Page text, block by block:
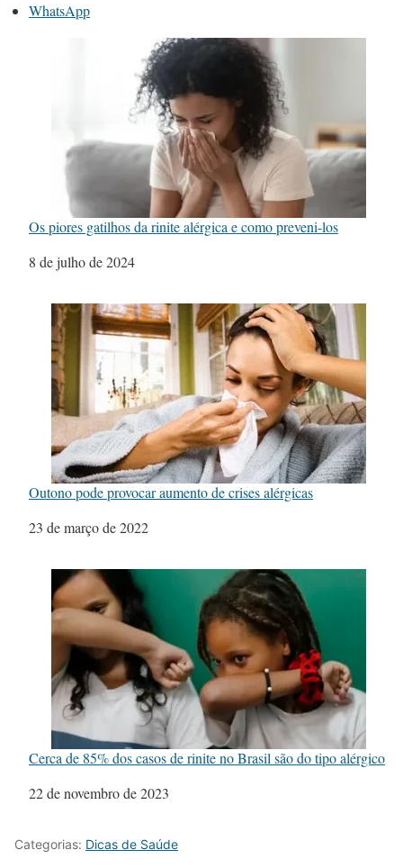
WhatsApp
Os piores gatilhos da rinite alérgica e como preveni-los
Data
8 de julho de 2024
Outono pode provocar aumento de crises alérgicas
Data
23 de março de 2022
Cerca de 85% dos casos de rinite no Brasil são do tipo alérgico
Data
22 de novembro de 2023
Categorias: Dicas de Saúde